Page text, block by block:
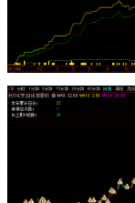
{半年高分选股}
ZT1:=C/
ZT20:=ZT2 AND C/
ZT:=ZT1 OR ZT20;
BODY:=ABS(C-O);
UPPER_SHADOW:=H-
{最低入围分数，自行